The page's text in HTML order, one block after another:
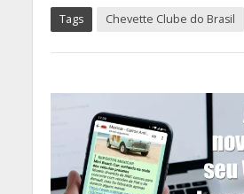
Tags Chevette Clube do Brasil